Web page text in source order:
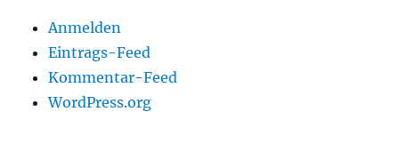
Anmelden
Eintrags-Feed
Kommentar-Feed
WordPress.org